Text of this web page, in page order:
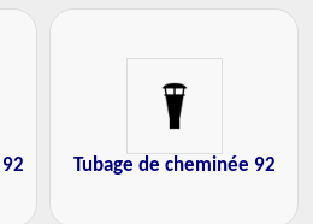
Tubage de cheminée 92